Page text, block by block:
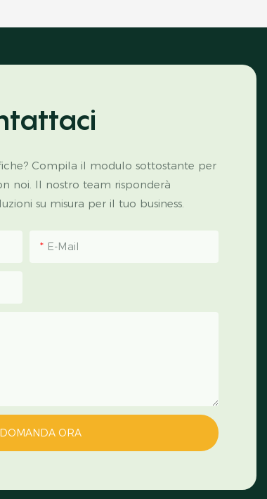
Compila il modulo sottostante per
noi. Il nostro team risponderà
su misura per il tuo business.
E-Mail
ORA